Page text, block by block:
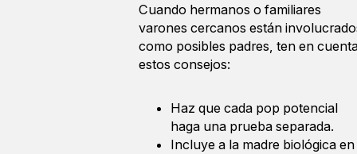
Cuando hermanos o familiares
varones cercanos están
como posibles padres, ten en
estos consejos:
Haz que cada pop potencial
haga una prueba separada.
Incluye a la madre biológica en